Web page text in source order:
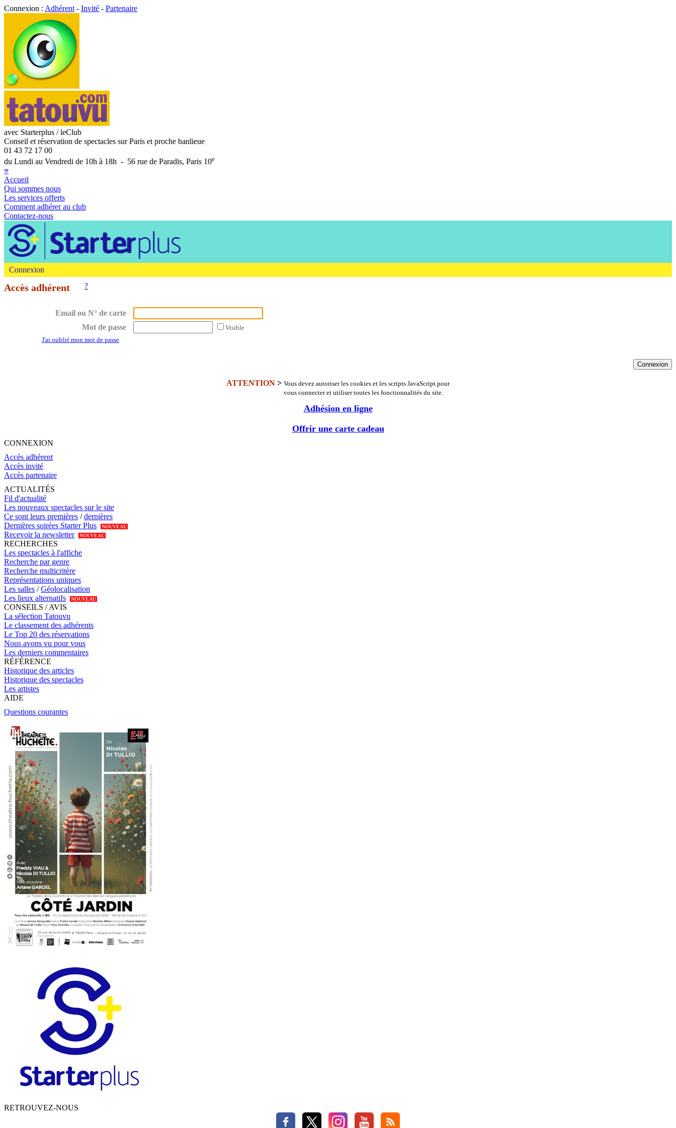
Connexion : Adhérent - Invité - Partenaire
avec Starterplus / leClub
Conseil et réservation de spectacles sur Paris et proche banlieue
01 43 72 17 00
du Lundi au Vendredi de 10h à 18h - 56 rue de Paradis, Paris 10e
≡
Accueil
Qui sommes nous
Les services offerts
Comment adhérer au club
Contactez-nous
Connexion
Accès adhérent ?
Email ou N° de carte
Mot de passe
Visible
J'ai oublié mon mot de passe
ATTENTION > Vous devez autoriser les cookies et les scripts JavaScript pour
vous connecter et utiliser toutes les fonctionnalités du site.
Adhésion en ligne
Offrir une carte cadeau
CONNEXION
Accès adhérent
Accès invité
Accès partenaire
ACTUALITÉS
Fil d'actualité
Les nouveaux spectacles sur le site
Ce sont leurs premières /dernières
Dernières soirées Starter Plus
NOUVEAU
Recevoir la newsletter NOUVEAU
RECHERCHES
Les spectacles à l'affiche
Recherche par genre
Recherche multicritère
Représentations uniques
Les salles /Géolocalisation
Les lieux alternatifs
NOUVEAU
CONSEILS / AVIS
La sélection Tatouvu
Le classement des adhérents
Le Top 20 des réservations
Nous avons vu pour vous
Les derniers commentaires
RÉFÉRENCE
Historique des articles
Historique des spectacles
Les artistes
AIDE
Questions courantes
RETROUVEZ-NOUS